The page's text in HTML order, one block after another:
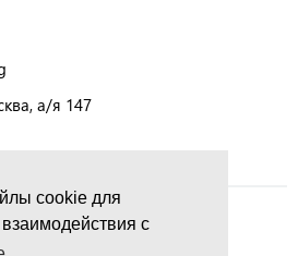
cookie для
с
а/я 147
Все права защищены